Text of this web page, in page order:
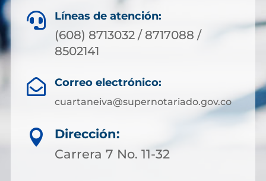
 Líneas de atención:
(608) 8713032 / 8717088 /
8502141
 Correo electrónico:
cuartaneiva@supernotariado.gov.co

Dirección:
Carrera 7 No. 11-32